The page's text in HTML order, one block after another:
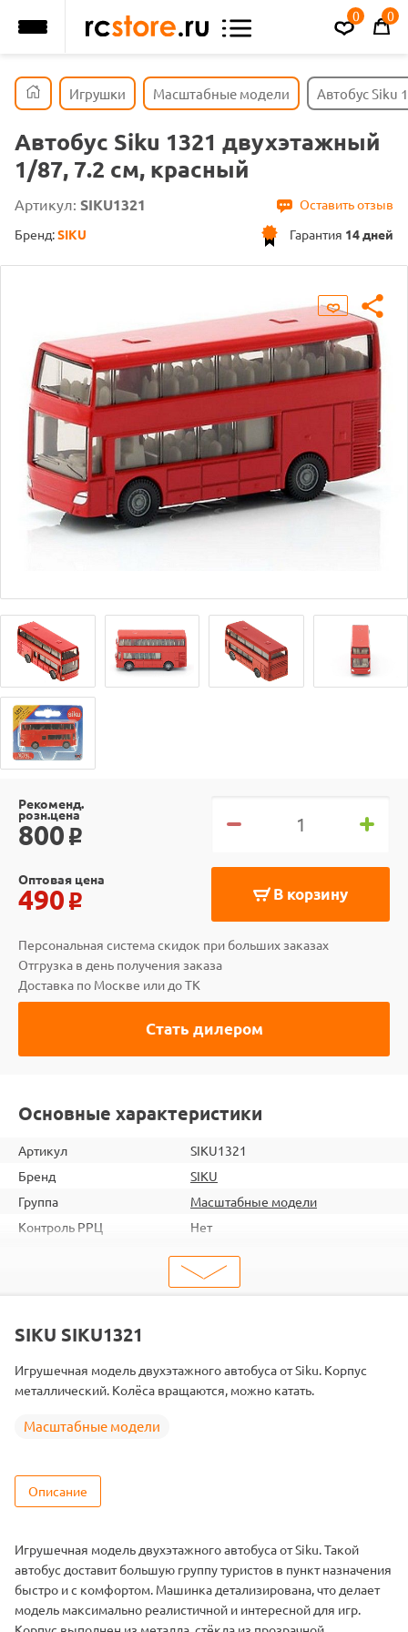
0 0
Игрушки Масштабные модели Автобус Siku
Автобус Siku 1321 двухэтажный
1/87, 7.2 см, красный
Артикул: SIKU1321
Оставить отзыв
Гарантия 14 дней
Бренд:SIKU
Рекоменд.
розн.цена
800 o
В корзину
Оптовая цена
490 o
Персональная система скидок при больших заказах
Отгрузка в день получения заказа
Доставка по Москве или до ТК
Стать дилером
Основные характеристики
Артикул
SIKU1321
Бренд
SIKU
Группа
Масштабные модели
Контроль РРЦ
Нет
0.001
4006874013210
Масштаб
SIKU SIKU1321
Игрушечная модель двухэтажного автобуса от Siku. Корпус
металлический. Колёса вращаются, можно катать.
Масштабные модели
Описание
Игрушечная модель двухэтажного автобуса от Siku. Такой
автобус доставит большую группу туристов в пункт назначения
быстро и с комфортом. Машинка детализирована, что делает
модель максимально реалистичной и интересной для игр.